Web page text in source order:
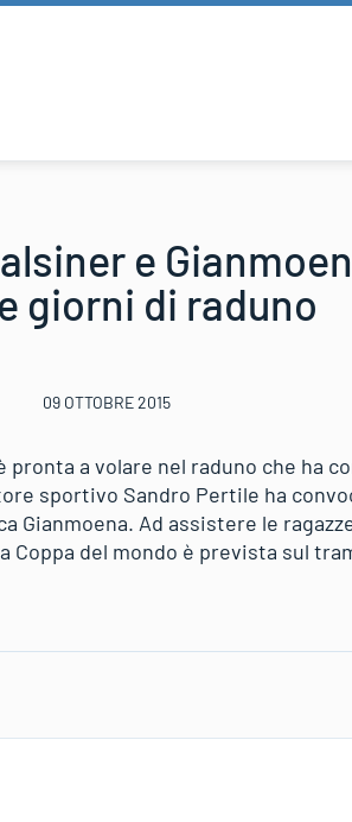
e
giorni di raduno
09 OTTOBRE 2015
a volare nel raduno che ha
sportivo Sandro Pertile ha
Gianmoena. Ad assistere le
Coppa del mondo è prevista sul